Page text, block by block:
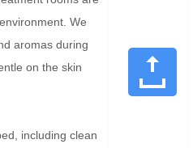
We
aromas during
on the skin
including clean